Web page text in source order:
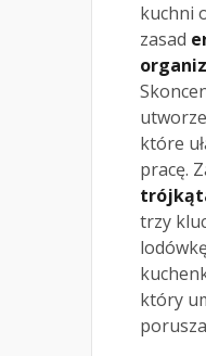
kuchni
zasad
które
pracę.
trzy
który